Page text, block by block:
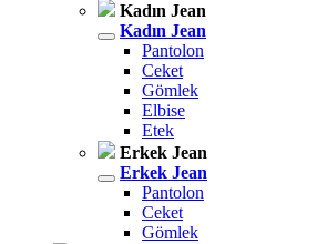
Kadın Jean
Kadın Jean
Pantolon
Ceket
Gömlek
Elbise
Etek
Erkek Jean
Erkek Jean
Pantolon
Ceket
Gömlek